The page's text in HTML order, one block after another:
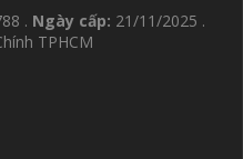
. Ngày cấp: 21/11/2025 .
TPHCM